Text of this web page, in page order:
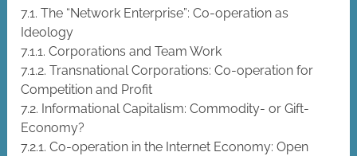
7.1. The “Network Enterprise”: Co-operation as
Ideology
7.1.1. Corporations and Team Work
7.1.2. Transnational Corporations: Co-operation for
Competition and Profit
7.2. Informational Capitalism: Commodity- or Gift-
Economy?
7.2.1. Co-operation in the Internet Economy: Open